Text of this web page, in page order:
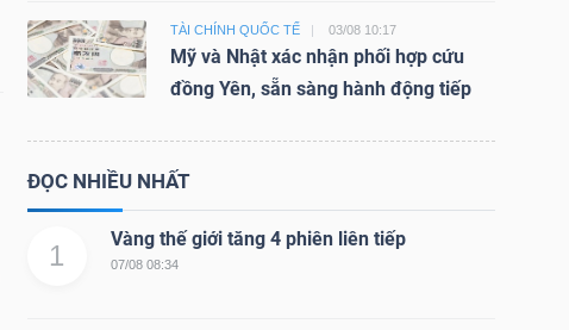
TÀI CHÍNH QUỐC TẾ 03/08 10:17
Mỹ và Nhật xác nhận phối hợp cứu
đồng Yên, sẵn sàng hành động tiếp
ĐỌC NHIỀU NHẤT
1
Vàng thế giới tăng 4 phiên liên tiếp
07/08 08:34